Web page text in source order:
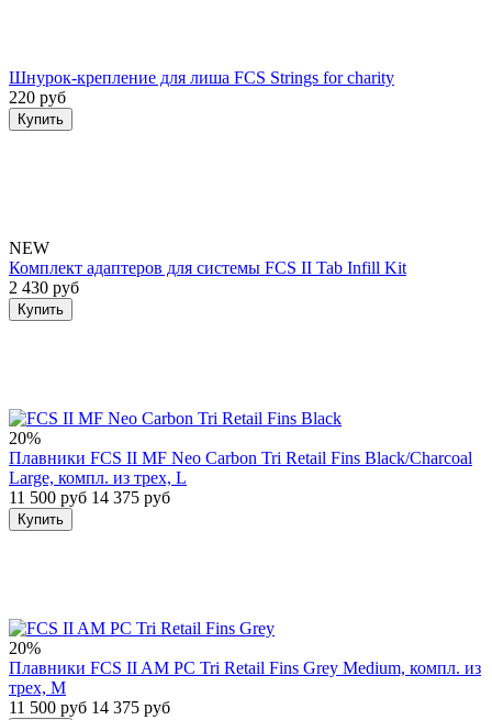
Шнурок-крепление для лиша FCS Strings for charity
220 руб
Купить
NEW
Комплект адаптеров для системы FCS II Tab Infill Kit
2 430 руб
Купить
20%
Плавники FCS II MF Neo Carbon Tri Retail Fins Black/Charcoal
Large, компл. из трех, L
11 500 руб 14 375 руб
Купить
20%
Плавники FCS II AM PC Tri Retail Fins Grey Medium, компл. из
трех, M
11 500 руб 14 375 руб